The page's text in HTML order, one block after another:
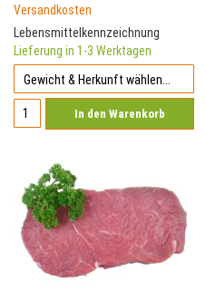
Versandkosten
Lebensmittelkennzeichnung
Lieferung in 1-3 Werktagen
In den Warenkorb